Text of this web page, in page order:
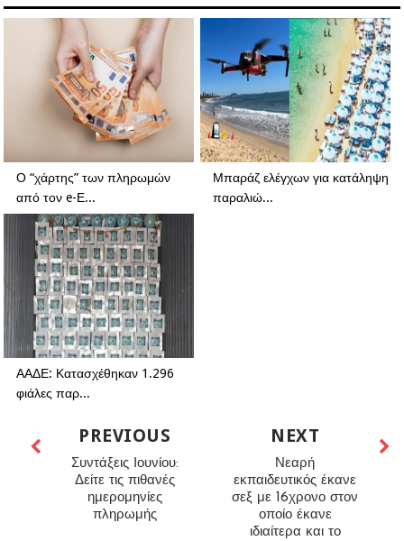
Ο “χάρτης” των πληρωμών
από τον e-Ε...
Μπαράζ ελέγχων για κατάληψη
παραλιώ...
ΑΑΔΕ: Κατασχέθηκαν 1.296
φιάλες παρ...
NEXT
Νεαρή
εκπαιδευτικός έκανε
σεξ με 16χρονο στον
οποίο έκανε
ιδιαίτερα και το
PREVIOUS
Συντάξεις Ιουνίου:
Δείτε τις πιθανές
ημερομηνίες
πληρωμής